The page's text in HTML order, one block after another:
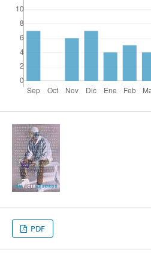
PDF